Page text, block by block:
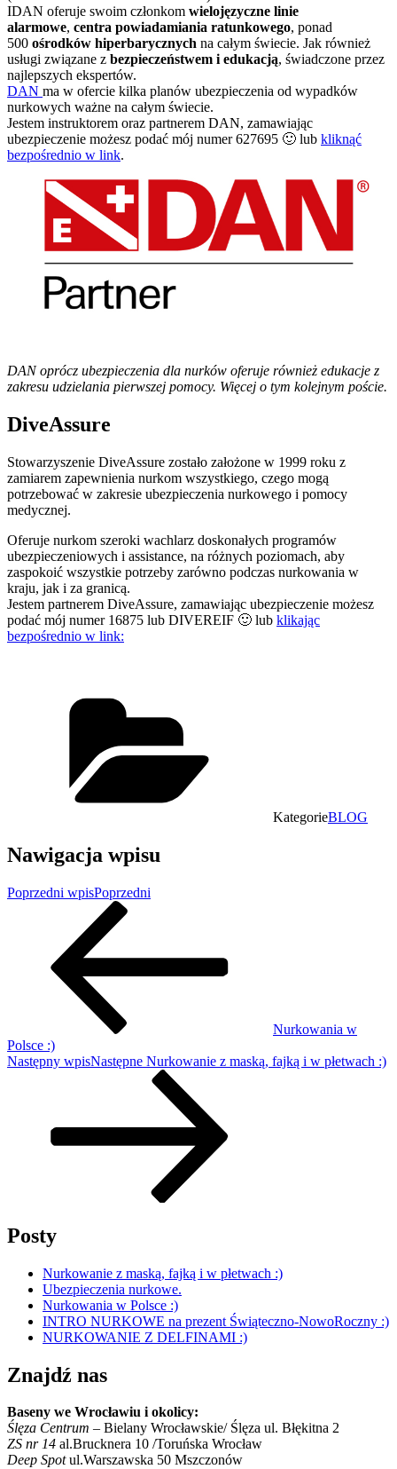
IDAN oferuje swoim członkom wielojęzyczne linie
alarmowe, centra powiadamiania ratunkowego, ponad
500 ośrodków hiperbarycznych na całym świecie. Jak również
usługi związane z bezpieczeństwem i edukacją, świadczone przez
najlepszych ekspertów.
DAN ma w ofercie kilka planów ubezpieczenia od wypadków
nurkowych ważne na całym świecie.
Jestem instruktorem oraz partnerem DAN, zamawiając
ubezpieczenie możesz podać mój numer 627695 🙂 lub kliknąć
bezpośrednio w link.
DAN oprócz ubezpieczenia dla nurków oferuje również edukacje z
zakresu udzielania pierwszej pomocy. Więcej o tym kolejnym poście.
DiveAssure
Stowarzyszenie DiveAssure zostało założone w 1999 roku z
zamiarem zapewnienia nurkom wszystkiego, czego mogą
potrzebować w zakresie ubezpieczenia nurkowego i pomocy
medycznej.
Oferuje nurkom szeroki wachlarz doskonałych programów
ubezpieczeniowych i assistance, na różnych poziomach, aby
zaspokoić wszystkie potrzeby zarówno podczas nurkowania w
kraju, jak i za granicą.
Jestem partnerem DiveAssure, zamawiając ubezpieczenie możesz
podać mój numer 16875 lub DIVEREIF 🙂 lub klikając
bezpośrednio w link:
KategorieBLOG
Nawigacja wpisu
Poprzedni wpisPoprzedni
Nurkowania w
Polsce :)
Następny wpisNastępne Nurkowanie z maską, fajką i w płetwach :)
Posty
Nurkowanie z maską, fajką i w płetwach :)
Ubezpieczenia nurkowe.
Nurkowania w Polsce :)
INTRO NURKOWE na prezent Świąteczno-NowoRoczny :)
NURKOWANIE Z DELFINAMI :)
Znajdź nas
Baseny we Wrocławiu i okolicy:
Ślęza Centrum – Bielany Wrocławskie/ Ślęza ul. Błękitna 2
ZS nr 14 al.Brucknera 10 /Toruńska Wrocław
Deep Spotul.Warszawska 50 Mszczonów